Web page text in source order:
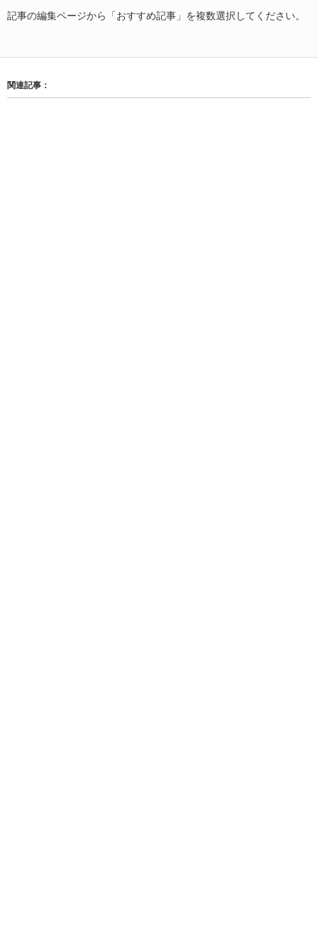
記事の編集ページから「おすすめ記事」を複数選択してください。
関連記事：